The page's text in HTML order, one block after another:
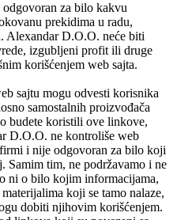
odgovoran za bilo kakvu
prekidima u radu,
Alexandar D.O.O. neće biti
izgubljeni profit ili druge
korišćenjem web sajta.
sajtu mogu odvesti korisnika
samostalnih proizvođača
budete koristili ove linkove,
D.O.O. ne kontroliše web
i nije odgovoran za bilo koji
tim, ne podržavamo i ne
ni o bilo kojim informacijama,
koji se tamo nalaze,
dobiti njihovim korišćenjem.